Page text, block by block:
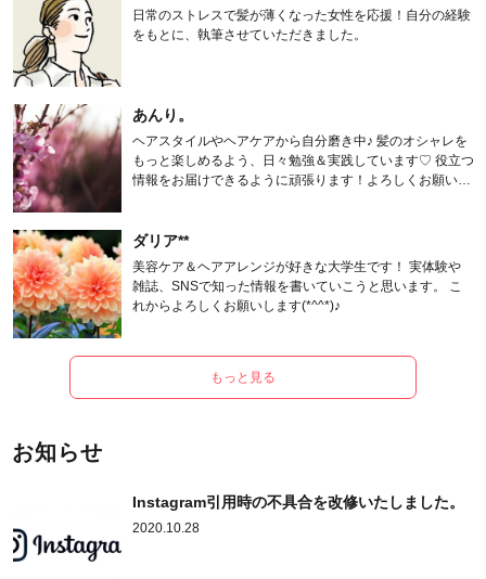
日常のストレスで髪が薄くなった女性を応援！自分の経験
をもとに、執筆させていただきました。
あんり。
ヘアスタイルやヘアケアから自分磨き中♪ 髪のオシャレを
もっと楽しめるよう、日々勉強＆実践しています♡ 役立つ
情報をお届けできるように頑張ります！よろしくお願いし
ダリア**
美容ケア＆ヘアアレンジが好きな大学生です！ 実体験や
雑誌、SNSで知った情報を書いていこうと思います。 こ
れからよろしくお願いします(*^^*)♪
もっと見る
お知らせ
Instagram引用時の不具合を改修いたしました。
2020.10.28